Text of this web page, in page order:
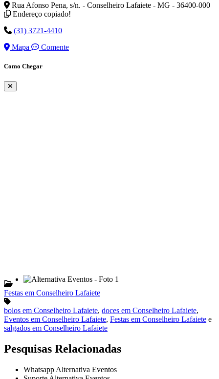
Rua Afonso Pena, s/n. - Conselheiro Lafaiete - MG - 36400-000
Endereço copiado!
(31) 3721-4410
Mapa
Comente
Como Chegar
Festas em Conselheiro Lafaiete
bolos em Conselheiro Lafaiete, doces em Conselheiro Lafaiete,
Eventos em Conselheiro Lafaiete, Festas em Conselheiro Lafaiete e
salgados em Conselheiro Lafaiete
Pesquisas Relacionadas
Whatsapp Alternativa Eventos